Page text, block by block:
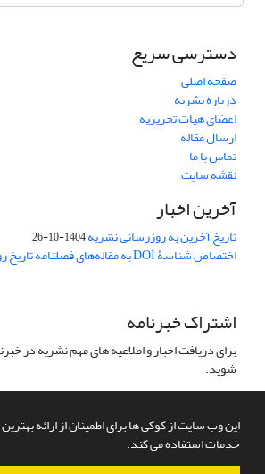
این وب سایت از کوکی ها برای اطمینان از ارائه بهترین
خدمات استفاده می کند.
دسترسی سریع
صفحه اصلی
درباره نشریه
اعضای هیات تحریریه
ارسال مقاله
تماس با ما
نقشه سایت
آخرین اخبار
تاریخ آخرین به روزرسانی نشریه1404-10-26
اختصاص شناسۀ DOI به مقاله‌های فصلنامه تاریخ روابط خارجی
اشتراک خبرنامه
برای دریافت اخبار و اطلاعیه های مهم نشریه در
شوید.